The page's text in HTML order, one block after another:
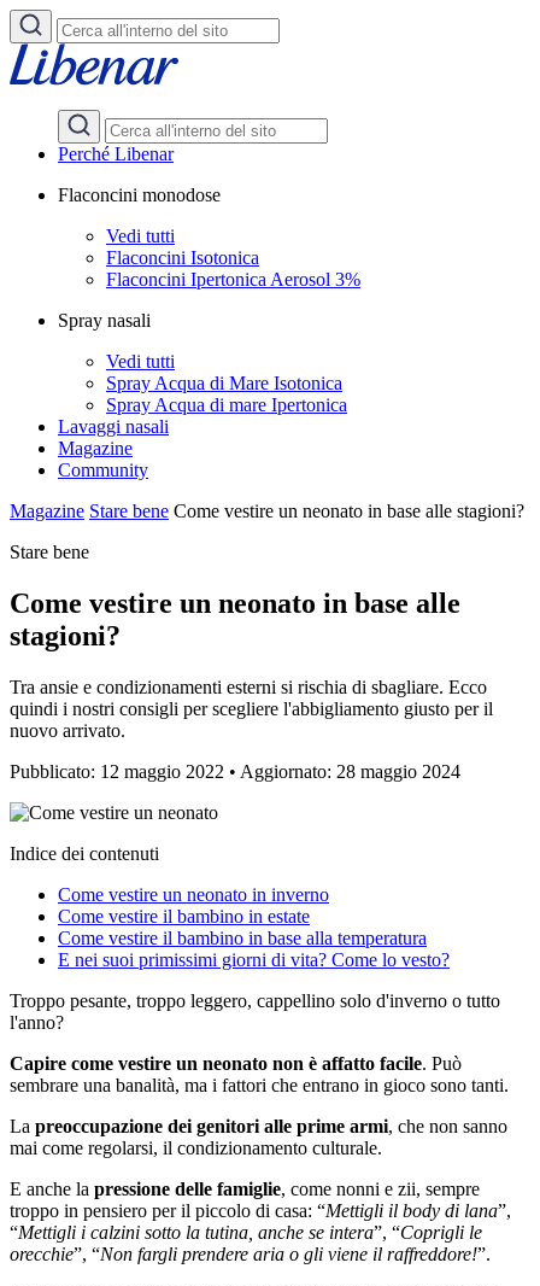
Perché Libenar
Flaconcini monodose
Vedi tutti
Flaconcini Isotonica
Flaconcini Ipertonica Aerosol 3%
Spray nasali
Vedi tutti
Spray Acqua di Mare Isotonica
Spray Acqua di mare Ipertonica
Lavaggi nasali
Magazine
Community
Magazine Stare bene Come vestire un neonato in base alle stagioni?
Stare bene
Come vestire un neonato in base alle
stagioni?
Tra ansie e condizionamenti esterni si rischia di sbagliare. Ecco
quindi i nostri consigli per scegliere l'abbigliamento giusto per il
nuovo arrivato.
Pubblicato: 12 maggio 2022 • Aggiornato: 28 maggio 2024
Indice dei contenuti
Come vestire un neonato in inverno
Come vestire il bambino in estate
Come vestire il bambino in base alla temperatura
E nei suoi primissimi giorni di vita? Come lo vesto?
Troppo pesante, troppo leggero, cappellino solo d'inverno o tutto
l'anno?
Capire come vestire un neonato non è affatto facile. Può
sembrare una banalità, ma i fattori che entrano in gioco sono tanti.
La preoccupazione dei genitori alle prime armi, che non sanno
mai come regolarsi, il condizionamento culturale.
E anche la pressione delle famiglie, come nonni e zii, sempre
troppo in pensiero per il piccolo di casa: “Mettigli il body di lana”,
“Mettigli i calzini sotto la tutina, anche se intera”, “Coprigli le
orecchie”, “Non fargli prendere aria o gli viene il raffreddore!”.